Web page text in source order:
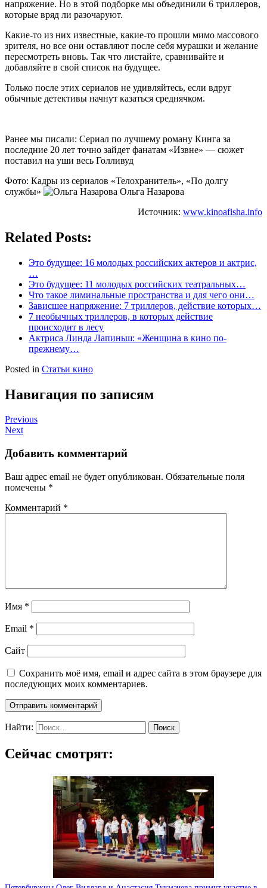
напряжение. Но в этой подборке мы объединили 6 триллеров,
которые вряд ли разочаруют.
Какие-то из них известные, какие-то прошли мимо массового
зрителя, но все они оставляют после себя мурашки и желание
пересмотреть вновь. Так что листайте, сравнивайте и
добавляйте в свой список на будущее.
Только после этих сериалов не удивляйтесь, если вдруг
обычные детективы начнут казаться среднячком.
Ранее мы писали: Сериал по лучшему роману Кинга за
последние 20 лет точно зайдет фанатам «Извне» — сюжет
поставил на уши весь Голливуд
Фото: Кадры из сериалов «Телохранитель», «По долгу
службы»
Ольга Назарова
Источник: www.kinoafisha.info
Related Posts:
Это будущее: 16 молодых российских актеров и актрис,
…
Это будущее: 11 молодых российских театральных…
Что такое лиминальные пространства и для чего они…
Зависшее напряжение: 7 триллеров, действие которых…
7 необычных триллеров, в которых действие
происходит в лесу
Актриса Линда Лапиньш: «Женщина в кино по-
прежнему…
Posted in Статьи кино
Навигация по записям
Previous
Next
Добавить комментарий
Ваш адрес email не будет опубликован. Обязательные поля
помечены *
Комментарий *
Имя *
Email *
Сайт
Сохранить моё имя, email и адрес сайта в этом браузере для
последующих моих комментариев.
Найти:
Сейчас смотрят: